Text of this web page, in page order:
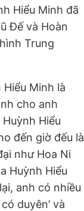
Hiểu Minh đã
Ðế và Hoàn
Trung
Minh là
cho anh
Hiểu
đến giờ đếu là
như Hoa Ni
Huỳnh Hiểu
anh có nhiều
duyên’ và